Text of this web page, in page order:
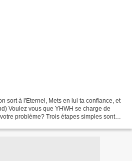
sort à l'Eternel, Mets en lui ta confiance, et
Voulez vous que YHWH se charge de
problème? Trois étapes simples sont